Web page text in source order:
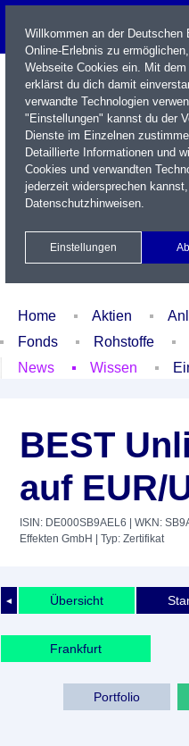
Name / WKN / ISIN / Kürzel
Xetra Realtime
Watchlist
Home Aktien
Fonds
Rohstoffe
News
Wissen
BEST
auf EUR/
ISIN: DE000SB9AEL6 | WKN:
Effekten GmbH
| Typ: Zertifikat
◄ Übersicht
Frankfurt
Portfolio
Willkommen an der
Online-Erlebnis zu
Webseite Cookies ein. Mit
erklärst du dich damit
verwandte Technologien
"Einstellungen" kannst du der
Dienste im Einzelnen
Detaillierte Informationen und
Cookies und verwandten
jederzeit widersprechen
Datenschutzhinweisen.
Einstellungen